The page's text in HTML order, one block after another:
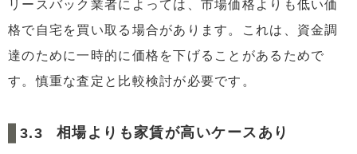
リースバック業者によっては、市場価格よりも低い価
格で自宅を買い取る場合があります。これは、資金調
達のために一時的に価格を下げることがあるためで
す。慎重な査定と比較検討が必要です。
相場よりも家賃が高いケースあり